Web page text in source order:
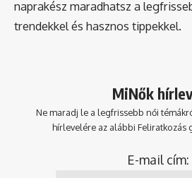
naprakész maradhatsz a
trendekkel és hasznos tippekkel.
MiNők
Ne maradj le a legfrissebb női
hírlevelére az alábbi Feliratkozás
E-mail cím: